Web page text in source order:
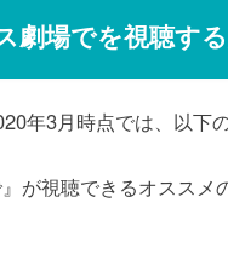
劇場でを視聴す
年3月時点では、以下
が視聴できるオススメ